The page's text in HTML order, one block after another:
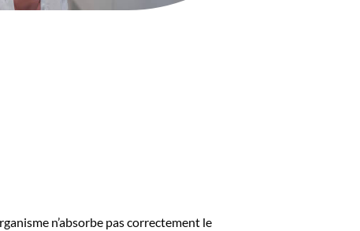
n’absorbe pas correctement le